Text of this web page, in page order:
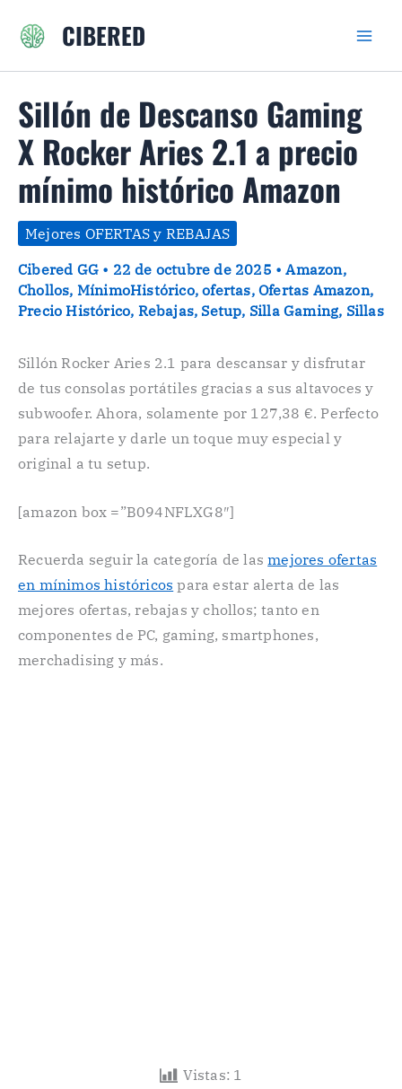
CIBERED
Sillón de Descanso Gaming
X Rocker Aries 2.1 a precio
mínimo histórico Amazon
Mejores OFERTAS y REBAJAS
Cibered GG • 22 de octubre de 2025 •Amazon,
Chollos, MínimoHistórico,ofertas,Ofertas Amazon,
Precio Histórico, Rebajas, Setup, Silla Gaming, Sillas
Sillón Rocker Aries 2.1 para descansar y disfrutar
de tus consolas portátiles gracias a sus altavoces y
subwoofer. Ahora, solamente por 127,38 €. Perfecto
para relajarte y darle un toque muy especial y
original a tu setup.
[amazon box =”B094NFLXG8″]
Recuerda seguir la categoría de lasmejores ofertas
en mínimos históricos para estar alerta de las
mejores ofertas, rebajas y chollos; tanto en
componentes de PC, gaming, smartphones,
merchadising y más.
Vistas: 1